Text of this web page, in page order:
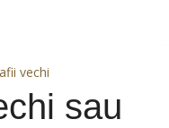
vechi
sau